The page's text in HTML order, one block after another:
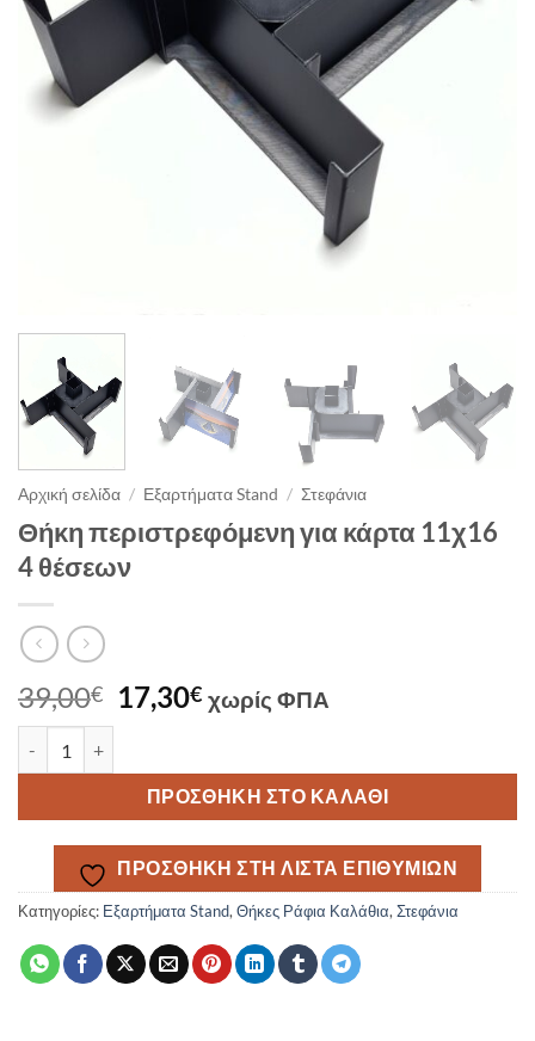
Αρχική σελίδα / Εξαρτήματα Stand / Στεφάνια
Θήκη περιστρεφόμενη για κάρτα 11χ16
4 θέσεων
39,00€
Original
price
39,00€.
17,30€Η
τρέχουσα
είναι:
17,30€.
χωρίς ΦΠΑ
ΠΡΟΣΘΉΚΗ ΣΤΟ ΚΑΛΆΘΙ
ΠΡΟΣΘΉΚΗ ΣΤΗ ΛΊΣΤΑ ΕΠΙΘΥΜΙΏΝ
Κατηγορίες: Εξαρτήματα Stand, Θήκες Ράφια Καλάθια, Στεφάνια